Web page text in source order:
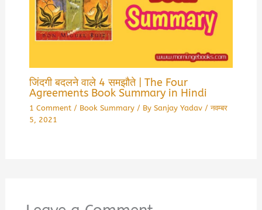
जिंदगी बदलने वाले 4 समझौते | The Four
Agreements Book Summary in Hindi
1 Comment / Book Summary/ By Sanjay Yadav /नवम्बर
5, 2021